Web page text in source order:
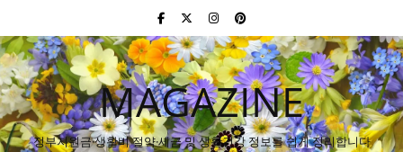
MAGAZINE
정부지원금·생활비 절약·세금 및 생활건강 정보를 쉽게 정리합니다